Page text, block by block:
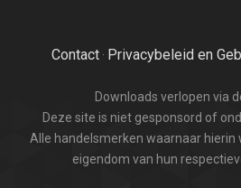
Contact· Privacybeleid en
Downloads verlopen via
Deze site is niet gesponsord of
Alle handelsmerken waarnaar
eigendom van hun